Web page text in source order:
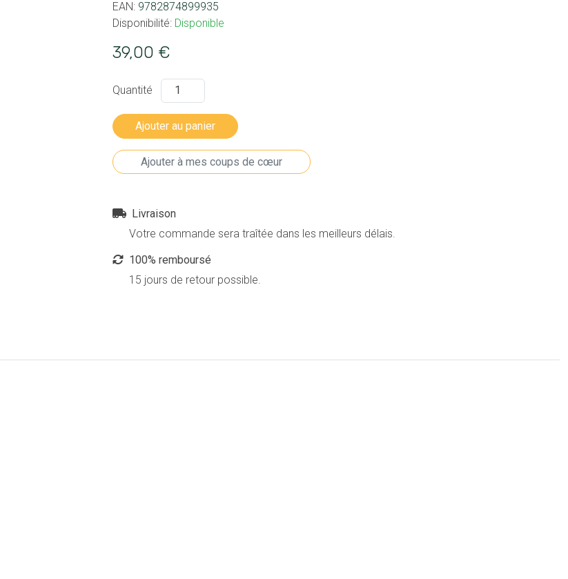
EAN: 9782874899935
Disponibilité: Disponible
39,00 €
Quantité
Livraison
Votre commande sera traîtée dans les meilleurs délais.
100% remboursé
15 jours de retour possible.